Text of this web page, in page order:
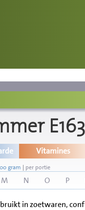
E163
Vitamines
gram | per portie
M N O P
in zoetwaren,